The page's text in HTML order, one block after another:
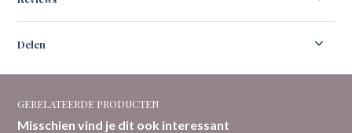
Delen
GERELATEERDE PRODUCTEN
Misschien vind je dit ook interessant